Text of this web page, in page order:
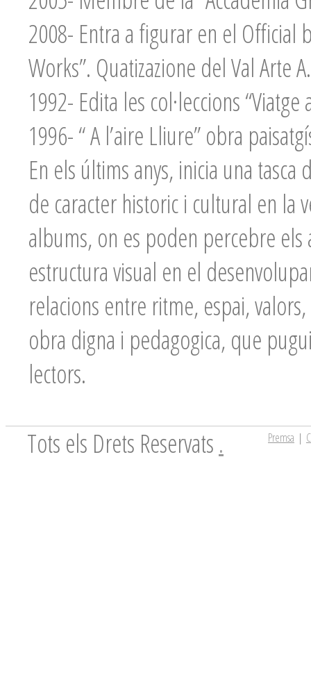
2008- Entra a figurar en el Official
Works”. Quatizazione del Val Arte
1992- Edita les col·leccions
1996- “ A l’aire Lliure” obra
En els últims anys, inicia una
de caracter historic i cultural en la
albums, on es poden percebre els
estructura visual en el
relacions entre ritme, espai,
obra digna i pedagogica, que
lectors.
Tots els Drets Reservats . Premsa |